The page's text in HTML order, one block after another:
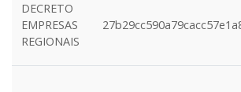
DECRETO
EMPRESAS
REGIONAIS